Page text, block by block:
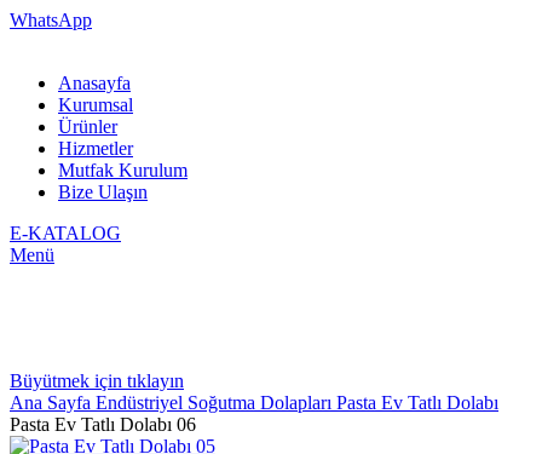
WhatsApp
Anasayfa
Kurumsal
Ürünler
Hizmetler
Mutfak Kurulum
Bize Ulaşın
E-KATALOG
Menü
Büyütmek için tıklayın
Ana Sayfa Endüstriyel Soğutma Dolapları Pasta Ev Tatlı Dolabı
Pasta Ev Tatlı Dolabı 06